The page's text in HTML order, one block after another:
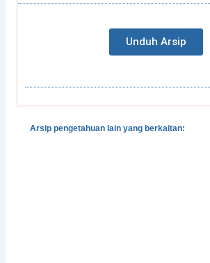
Unduh Arsip
Arsip pengetahuan lain yang berkaitan: